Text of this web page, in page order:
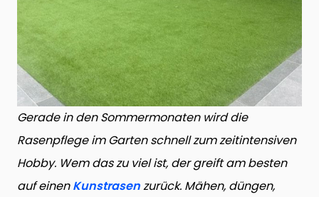
Gerade in den Sommermonaten wird die
Rasenpflege im Garten schnell zum zeitintensiven
Hobby. Wem das zu viel ist, der greift am besten
auf einenKunstrasenzurück. Mähen, düngen,